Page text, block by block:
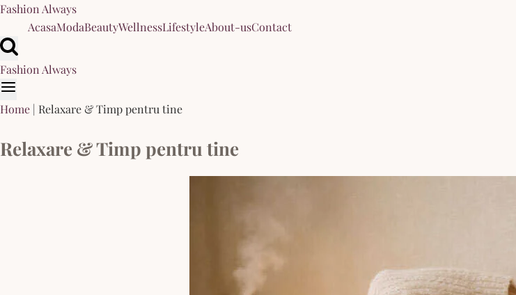
Skip
content
Fashion Always
AcasaModaBeautyWellnessLifestyleAbout-usContact
Fashion Always
Home | Relaxare & Timp pentru tine
Relaxare & Timp pentru tine